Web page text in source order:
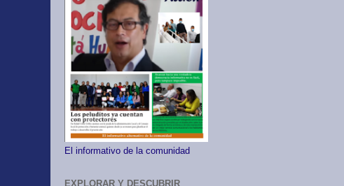
El informativo de la comunidad
EXPLORAR Y DESCUBRIR